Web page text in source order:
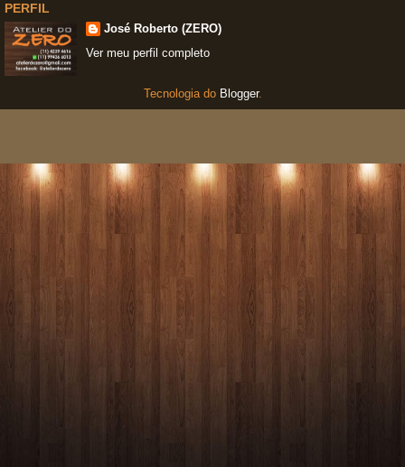
PERFIL
José Roberto (ZERO)
Ver meu perfil completo
Tecnologia do Blogger.